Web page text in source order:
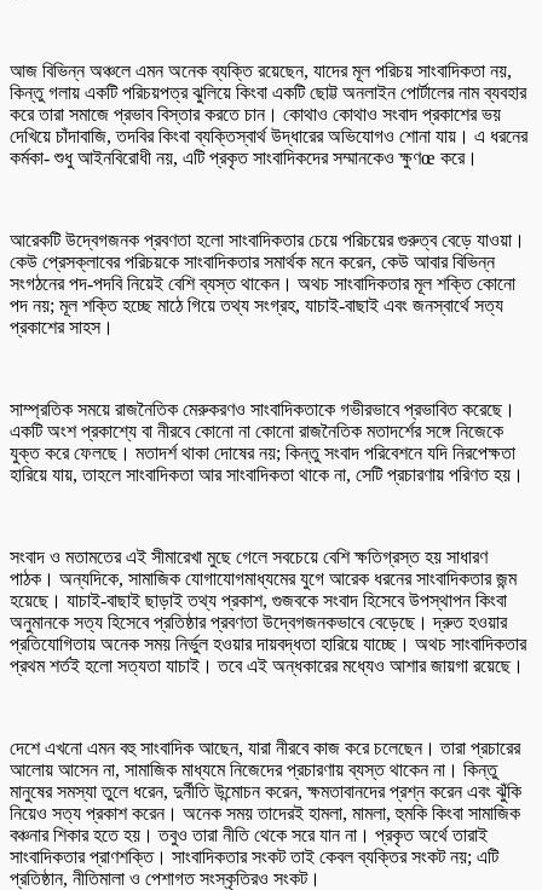
আজ বিভিন্ন অঞ্চলে এমন অনেক ব্যক্তি রয়েছেন, যাদের মূল পরিচয় সাংবাদিকতা নয়,
কিন্তু গলায় একটি পরিচয়পত্র ঝুলিয়ে কিংবা একটি ছোট্ট অনলাইন পোর্টালের নাম ব্যবহার
করে তারা সমাজে প্রভাব বিস্তার করতে চান। কোথাও কোথাও সংবাদ প্রকাশের ভয়
দেখিয়ে চাঁদাবাজি, তদবির কিংবা ব্যক্তিস্বার্থ উদ্ধারের অভিযোগও শোনা যায়। এ ধরনের
কর্মকা- শুধু আইনবিরোধী নয়, এটি প্রকৃত সাংবাদিকদের সম্মানকেও ক্ষুণœ করে।
আরেকটি উদ্বেগজনক প্রবণতা হলো সাংবাদিকতার চেয়ে পরিচয়ের গুরুত্ব বেড়ে যাওয়া।
কেউ প্রেসক্লাবের পরিচয়কে সাংবাদিকতার সমার্থক মনে করেন, কেউ আবার বিভিন্ন
সংগঠনের পদ-পদবি নিয়েই বেশি ব্যস্ত থাকেন। অথচ সাংবাদিকতার মূল শক্তি কোনো
পদ নয়; মূল শক্তি হচ্ছে মাঠে গিয়ে তথ্য সংগ্রহ, যাচাই-বাছাই এবং জনস্বার্থে সত্য
প্রকাশের সাহস।
সাম্প্রতিক সময়ে রাজনৈতিক মেরুকরণও সাংবাদিকতাকে গভীরভাবে প্রভাবিত করেছে।
একটি অংশ প্রকাশ্যে বা নীরবে কোনো না কোনো রাজনৈতিক মতাদর্শের সঙ্গে নিজেকে
যুক্ত করে ফেলছে। মতাদর্শ থাকা দোষের নয়; কিন্তু সংবাদ পরিবেশনে যদি নিরপেক্ষতা
হারিয়ে যায়, তাহলে সাংবাদিকতা আর সাংবাদিকতা থাকে না, সেটি প্রচারণায় পরিণত হয়।
সংবাদ ও মতামতের এই সীমারেখা মুছে গেলে সবচেয়ে বেশি ক্ষতিগ্রস্ত হয় সাধারণ
পাঠক। অন্যদিকে, সামাজিক যোগাযোগমাধ্যমের যুগে আরেক ধরনের সাংবাদিকতার জন্ম
হয়েছে। যাচাই-বাছাই ছাড়াই তথ্য প্রকাশ, গুজবকে সংবাদ হিসেবে উপস্থাপন কিংবা
অনুমানকে সত্য হিসেবে প্রতিষ্ঠার প্রবণতা উদ্বেগজনকভাবে বেড়েছে। দ্রুত হওয়ার
প্রতিযোগিতায় অনেক সময় নির্ভুল হওয়ার দায়বদ্ধতা হারিয়ে যাচ্ছে। অথচ সাংবাদিকতার
প্রথম শর্তই হলো সত্যতা যাচাই। তবে এই অন্ধকারের মধ্যেও আশার জায়গা রয়েছে।
দেশে এখনো এমন বহু সাংবাদিক আছেন, যারা নীরবে কাজ করে চলেছেন। তারা প্রচারের
আলোয় আসেন না, সামাজিক মাধ্যমে নিজেদের প্রচারণায় ব্যস্ত থাকেন না। কিন্তু
মানুষের সমস্যা তুলে ধরেন, দুর্নীতি উন্মোচন করেন, ক্ষমতাবানদের প্রশ্ন করেন এবং ঝুঁকি
নিয়েও সত্য প্রকাশ করেন। অনেক সময় তাদেরই হামলা, মামলা, হুমকি কিংবা সামাজিক
বঞ্চনার শিকার হতে হয়। তবুও তারা নীতি থেকে সরে যান না। প্রকৃত অর্থে তারাই
সাংবাদিকতার প্রাণশক্তি। সাংবাদিকতার সংকট তাই কেবল ব্যক্তির সংকট নয়; এটি
প্রতিষ্ঠান, নীতিমালা ও পেশাগত সংস্কৃতিরও সংকট।